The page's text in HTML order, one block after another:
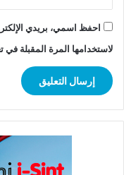
احفظ اسمي، بريدي
لاستخدامها المرة المقبلة في